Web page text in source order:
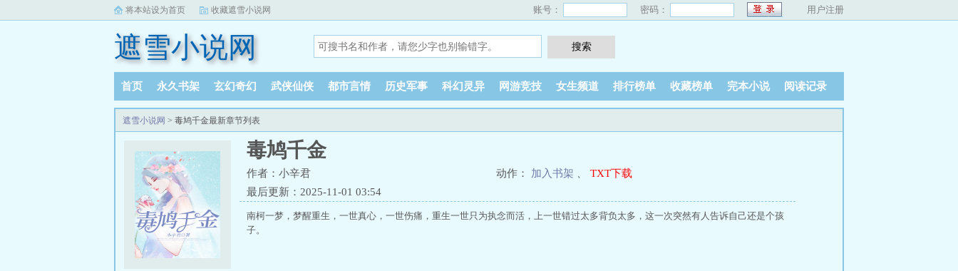
将本站设为首页 收藏遮雪小说网 账号： 密码： 用户注册
遮雪小说网
首页 永久书架 玄幻奇幻 武侠仙侠 都市言情 历史军事 科幻灵异 网游竞技 女生频道 排行榜单 收藏榜单 完本小说 阅读记录
遮雪小说网 > 毒鸠千金最新章节列表
毒鸠千金
作者：小辛君 动作： 加入书架
TXT下载
最后更新：2025-11-01 03:54
南柯一梦，梦醒重生，一世真心，一世伤痛，重生一世只为执念而活，上一世错过太多背负太多，这一次突然有人告诉自己还是个孩
子。